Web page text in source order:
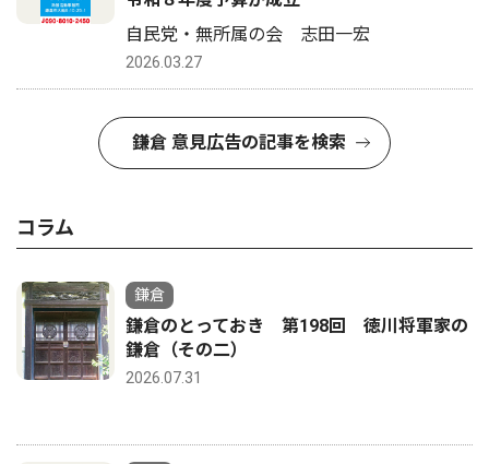
自民党・無所属の会 志田一宏
2026.03.27
鎌倉 意見広告の記事を検索
コラム
鎌倉
鎌倉のとっておき 第198回 徳川将軍家の
鎌倉（その二）
2026.07.31